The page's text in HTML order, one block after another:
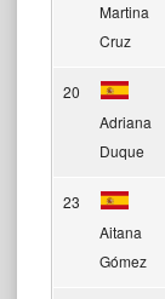
Martina
Cruz
20
Adriana
Duque
23
Aitana
Gómez